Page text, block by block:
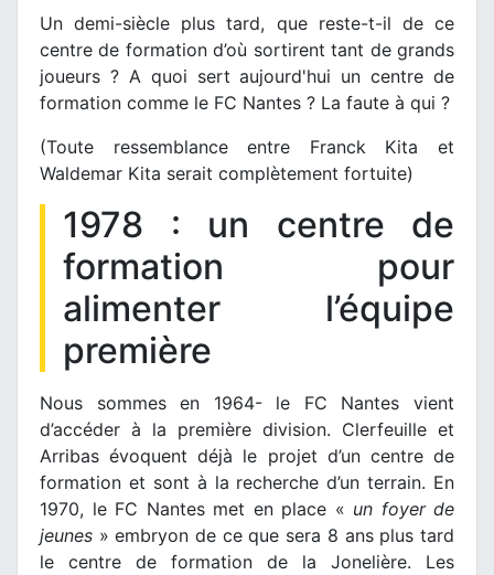
Un demi-siècle plus tard, que reste-t-il de ce
centre de formation d’où sortirent tant de grands
joueurs ? A quoi sert aujourd'hui un centre de
formation comme le FC Nantes ? La faute à qui ?
(Toute ressemblance entre Franck Kita et
Waldemar Kita serait complètement fortuite)
1978 : un centre de
formation pour
alimenter l’équipe
première
Nous sommes en 1964- le FC Nantes vient
d’accéder à la première division. Clerfeuille et
Arribas évoquent déjà le projet d’un centre de
formation et sont à la recherche d’un terrain. En
1970, le FC Nantes met en place « un foyer de
jeunes » embryon de ce que sera 8 ans plus tard
le centre de formation de la Jonelière. Les